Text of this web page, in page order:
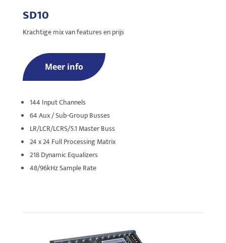
SD10
Krachtige mix van features en prijs
Meer info
144 Input Channels
64 Aux / Sub-Group Busses
LR/LCR/LCRS/5.1 Master Buss
24 x 24 Full Processing Matrix
218 Dynamic Equalizers
48/96kHz Sample Rate